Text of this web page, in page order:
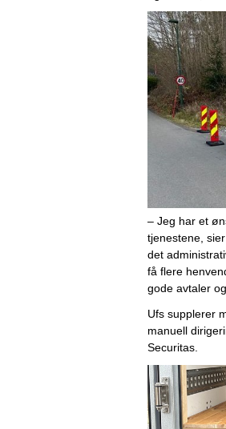
– Jeg har et
tjenestene,
det
få flere
gode avtaler
Ufs supplerer
manuell
Securitas.